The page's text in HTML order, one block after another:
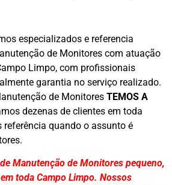
especializados e referencia
de Monitores com atuação
Limpo, com profissionais
garantia no serviço realizado.
de Monitores TEMOS A
dezenas de clientes em toda
referência quando o assunto é
Manutenção de Monitores pequeno,
toda Campo Limpo. Nossos